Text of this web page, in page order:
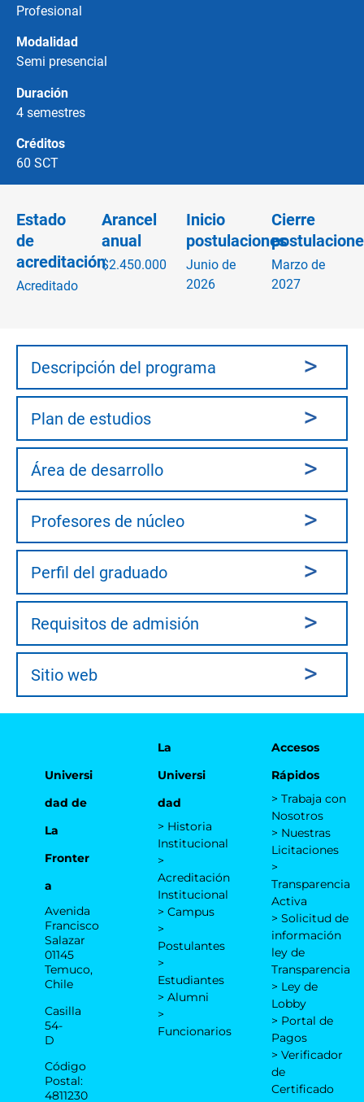
Profesional
Modalidad
Semi presencial
Duración
4 semestres
Créditos
60 SCT
Estado
de
acreditación
Acreditado
Arancel
anual
$2.450.000
Inicio
postulaciones
Junio de
2026
Cierre
Marzo de
2027
Descripción del programa
Plan de estudios
Área de desarrollo
Profesores de núcleo
Perfil del graduado
Requisitos de admisión
Sitio web
Universi
dad de
La
Fronter
a
Avenida
Francisco
Salazar
01145
Temuco,
Chile
Casilla
54-
D
Código
Postal:
4811230
La
Universi
dad
> Historia
Institucional
>
Acreditación
Institucional
> Campus
>
Postulantes
>
Estudiantes
> Alumni
>
Funcionarios
Accesos
Rápidos
> Trabaja con
Nosotros
> Nuestras
Licitaciones
>
Transparencia
Activa
> Solicitud de
información
ley de
Transparencia
> Ley de
Lobby
> Portal de
Pagos
> Verificador
de
Certificado